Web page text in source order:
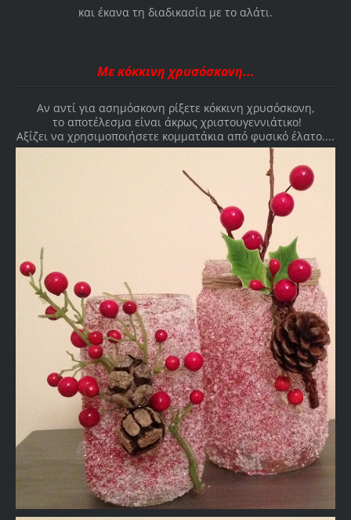
και έκανα τη διαδικασία με το αλάτι.
Με κόκκινη χρυσόσκονη...
Αν αντί για ασημόσκονη ρίξετε κόκκινη χρυσόσκονη,
το αποτέλεσμα είναι άκρως χριστουγεννιάτικο!
Αξίζει να χρησιμοποιήσετε κομματάκια από φυσικό έλατο....